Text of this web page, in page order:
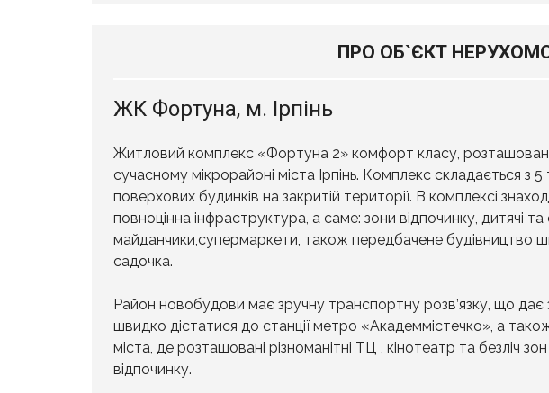
ПРО ОБ`ЄКТ
ЖК Фортуна, м. Ірпінь
Житловий комплекс «Фортуна 2» комфорт класу,
сучасному мікрорайоні міста Ірпінь. Комплекс складається з 5
поверхових будинків на закритій території. В комплексі
повноцінна інфраструктура, а саме: зони відпочинку, дитячі та
майданчики,супермаркети, також передбачене будівництво
садочка.
Район новобудови має зручну транспортну розв’язку, що дає
швидко дістатися до станції метро «Академмістечко», а
міста, де розташовані різноманітні ТЦ , кінотеатр та безліч
відпочинку.